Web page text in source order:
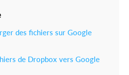
des fichiers sur Google
de Dropbox vers Google